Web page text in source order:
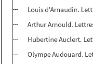
Louis d'Arnaudin.
Arthur Arnould.
Hubertine Auclert.
Olympe Audouard.